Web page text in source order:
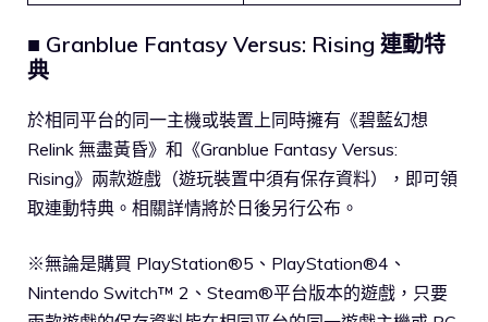
■ Granblue Fantasy Versus: Rising 連動特
典
於相同平台的同一主機或裝置上同時擁有《碧藍幻想
Relink 無盡黃昏》和《Granblue Fantasy Versus:
Rising》兩款遊戲（遊玩裝置中須有保存資料），即可領
取連動特典。相關詳情將於日後另行公布。
※無論是購買 PlayStation®5、PlayStation®4、
Nintendo Switch™ 2、Steam®平台版本的遊戲，只要